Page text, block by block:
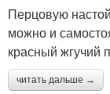
Перцовую
можно и
красный жгучий
читать дальше →